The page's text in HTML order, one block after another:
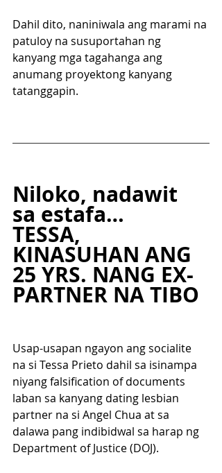
Dahil dito, naniniwala ang marami na
patuloy na susuportahan ng
kanyang mga tagahanga ang
anumang proyektong kanyang
tatanggapin.
Niloko, nadawit
sa estafa…
TESSA,
KINASUHAN ANG
25 YRS. NANG EX-
PARTNER NA TIBO
Usap-usapan ngayon ang socialite
na si Tessa Prieto dahil sa isinampa
niyang falsification of documents
laban sa kanyang dating lesbian
partner na si Angel Chua at sa
dalawa pang indibidwal sa harap ng
Department of Justice (DOJ).